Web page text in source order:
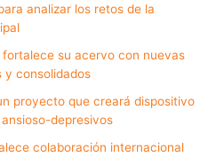
analizar los retos de la
su acervo con nuevas
y consolidados
proyecto que creará dispositivo
depresivos
colaboración internacional